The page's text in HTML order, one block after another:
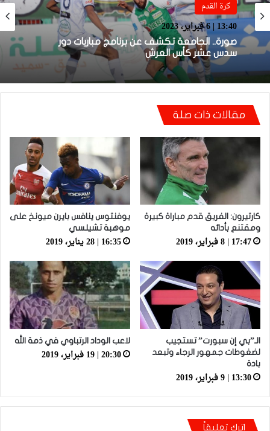
كرة القدم
13:40 | 6 فبراير، 2023
صورة.. الجامعة تكشف عن برنامج مباريات دور
سدس عشر كأس العرش
كرة القدم
17:38 | 31 يناير، 2023
قرعة الدور الـ32 من كأس العرش تضع المغرب
التطواني واتحاد تواركة في مواجهات قوية
مقالات ذات صلة
كارتيرون: الفريق قدم مباراة كبيرة
ومقتنع بأدائه
17:47 | 8 فبراير، 2019
يوفنتوس ينافس بايرن ميونخ على
موهبة تشيلسي
16:35 | 28 يناير، 2019
الـ”بي إن سبورت” تستجيب
لضغوطات جمهور الرجاء وتبعد
بادة
13:30 | 9 فبراير، 2019
لاعب الوداد الرتباوي في ذمة الله
20:30 | 19 فبراير، 2019
اترك تعليقاً